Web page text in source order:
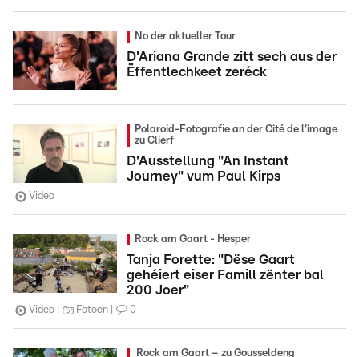
No der aktueller Tour
D'Ariana Grande zitt sech aus der
Ëffentlechkeet zeréck
Polaroid-Fotografie an der Cité de l'image
zu Clierf
D'Ausstellung "An Instant
Journey" vum Paul Kirps
Video
Rock am Gaart - Hesper
Tanja Forette: "Dëse Gaart
gehéiert eiser Famill zënter bal
200 Joer"
Video Fotoen 0
Rock am Gaart – zu Gousseldeng